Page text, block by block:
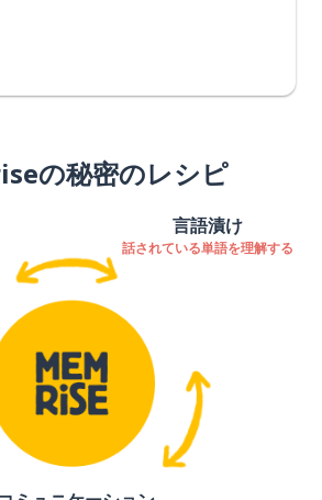
の秘密のレシピ
言語漬け
話されている単語を理解する